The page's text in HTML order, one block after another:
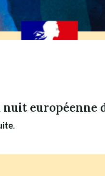
européenne
.